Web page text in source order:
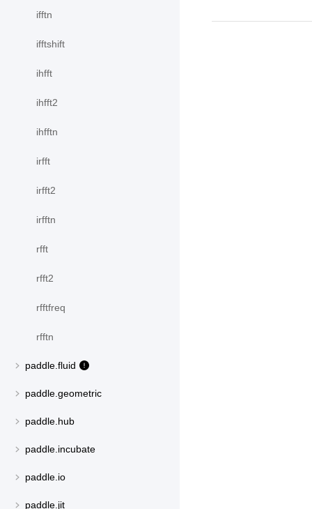
ifftn
ifftshift
ihfft
ihfft2
ihfftn
irfft
irfft2
irfftn
rfft
rfft2
rfftfreq
rfftn
paddle.fluid
paddle.geometric
paddle.hub
paddle.incubate
paddle.io
paddle.jit